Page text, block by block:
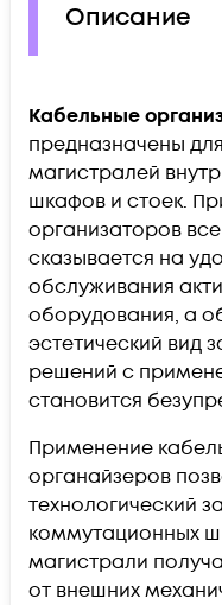
Описание
Кабельные
предназначены
магистралей
шкафов и стоек.
организаторов
сказывается на
обслуживания
оборудования, а
эстетический вид
решений с
становится
Применение
органайзеров
технологический
коммутационных
магистрали
от внешних